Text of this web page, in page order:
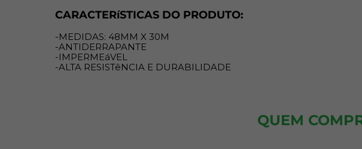
CARACTERíSTICAS DO PRODUTO:
-MEDIDAS: 48MM X 30M
-ANTIDERRAPANTE
-IMPERMEáVEL
-ALTA RESISTêNCIA E DURABILIDADE
QUEM